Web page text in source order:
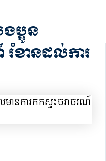
ប្អូន
រំខានដល់ការ